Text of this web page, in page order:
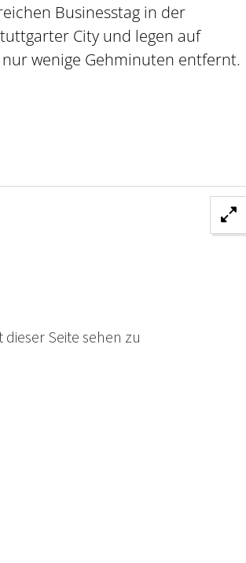
Businesstag in der
City und legen auf
wenige Gehminuten entfernt.
Seite sehen zu